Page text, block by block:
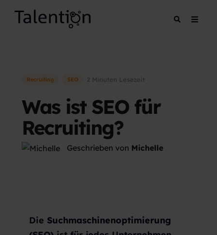
Recruiting SEO 2 Minuten Lesezeit
Was ist SEO für
Recruiting?
Geschrieben von Michelle
Die Suchmaschinenoptimierung